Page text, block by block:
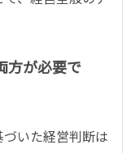
方が必要で
いた経営判断は